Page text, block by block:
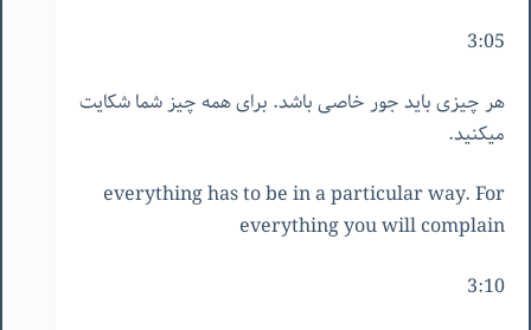
3:05
هر چیزی باید جور خاصی باشد. برای همه چیز شما شکایت
میکنید.
everything has to be in a particular way. For
everything you will complain
3:10